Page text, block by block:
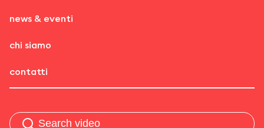
news & eventi
chi siamo
contatti